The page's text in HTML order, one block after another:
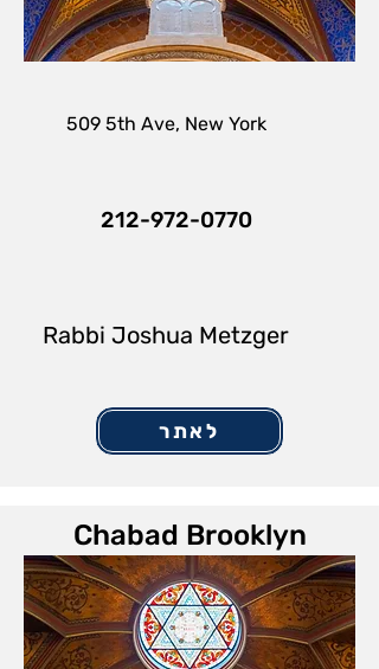
509 5th Ave, New York
212-972-0770
Rabbi Joshua Metzger
לאתר
Chabad Brooklyn